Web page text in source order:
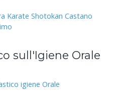
sull'Igiene Orale